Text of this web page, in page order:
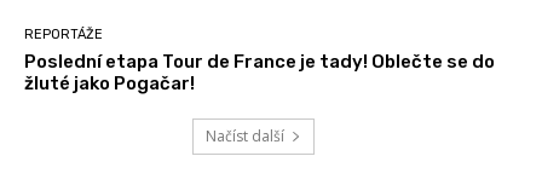
REPORTÁŽE
Poslední etapa Tour de France je tady! Oblečte se do
žluté jako Pogačar!
Načíst další